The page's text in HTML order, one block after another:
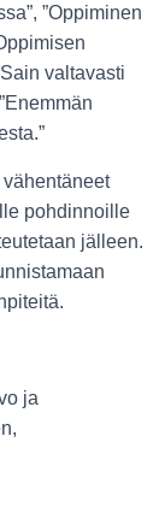
”Oppiminen
valtavasti
pohdinnoille
jälleen.
ja